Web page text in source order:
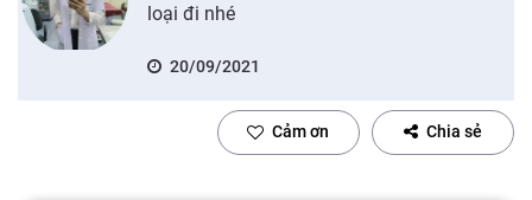
loại đi nhé
20/09/2021
Cảm ơn Chia sẻ